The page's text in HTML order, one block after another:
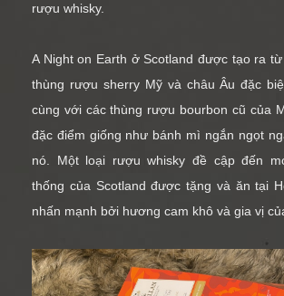
rượu whisky.
A Night on Earth ở Scotland được tạo ra
thùng rượu sherry Mỹ và châu Âu đặc
cùng với các thùng rượu bourbon cũ của
đặc điểm giống như bánh mì ngắn ngọt
nó. Một loại rượu whisky đề cập đến
thống của Scotland được tặng và ăn tại
nhấn mạnh bởi hương cam khô và gia vị